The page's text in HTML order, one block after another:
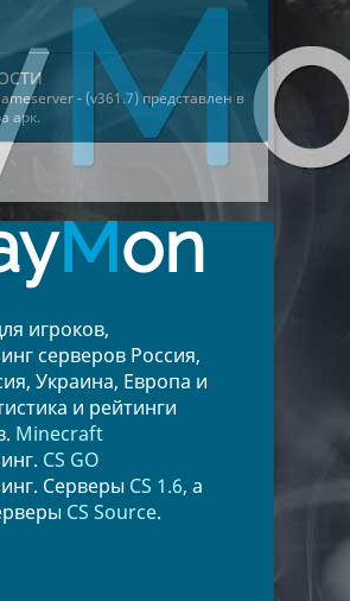
- (v361.7) представлен в
арк.
Mon
игроков,
серверов Россия,
Украина, Европа и
и рейтинги
Minecraft
CS GO
Серверы CS 1.6, а
CS Source.